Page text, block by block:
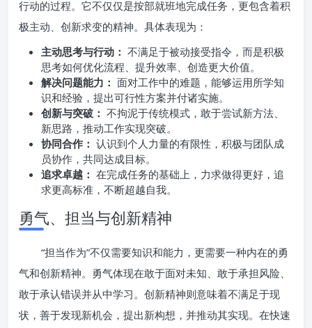
行动的过程。它不仅仅是按部就班地完成任务，更包含着积
极主动、创新求变的精神。具体表现为：
主动思考与行动： 不满足于被动接受指令，而是积极
思考如何优化流程、提升效率、创造更大价值。
解决问题能力： 面对工作中的难题，能够运用所学知
识和经验，提出可行性方案并付诸实施。
创新与突破： 不拘泥于传统模式，敢于尝试新方法、
新思路，推动工作实现突破。
协同合作： 认识到个人力量的有限性，积极与团队成
员协作，共同达成目标。
追求卓越： 在完成任务的基础上，力求做得更好，追
求更高标准，不断超越自我。
勇气、担当与创新精神
“担当作为”不仅需要知识和能力，更需要一种内在的勇
气和创新精神。勇气体现在敢于面对未知、敢于承担风险、
敢于承认错误并从中学习。创新精神则意味着不满足于现
状，善于发现新机会，提出新构想，并推动其实现。在快速